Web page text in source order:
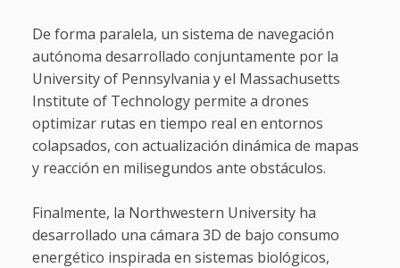
De forma paralela, un sistema de navegación
autónoma desarrollado conjuntamente por la
University of Pennsylvania y el Massachusetts
Institute of Technology permite a drones
optimizar rutas en tiempo real en entornos
colapsados, con actualización dinámica de mapas
y reacción en milisegundos ante obstáculos.
Finalmente, la Northwestern University ha
desarrollado una cámara 3D de bajo consumo
energético inspirada en sistemas biológicos,